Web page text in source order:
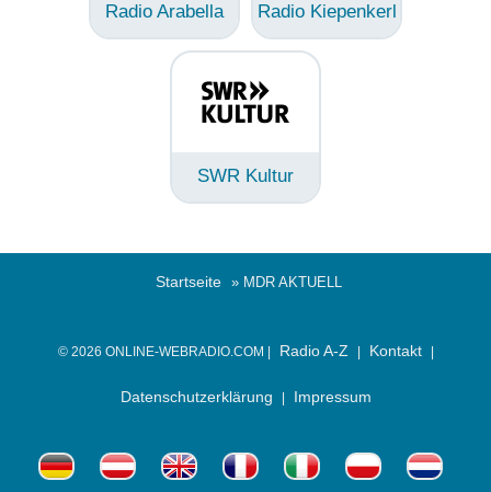
Radio Arabella Radio Kiepenkerl
SWR Kultur
Startseite » MDR AKTUELL
© 2026 ONLINE-WEBRADIO.COM | Radio A-Z Kontakt
Datenschutzerklärung Impressum